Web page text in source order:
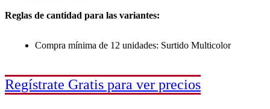
Reglas de cantidad para las variantes:
Compra mínima de 12 unidades: Surtido Multicolor
Regístrate Gratis para ver precios